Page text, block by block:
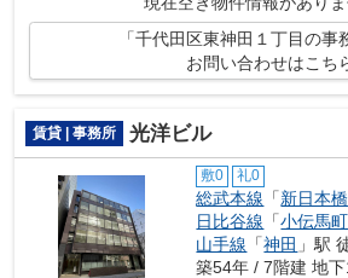
「千代田区東神田１丁目の事
お問い合わせはこち
賃貸 | 事務所 光洋ビル
敷0 礼0
総武本線 「新日本橋
日比谷線 「小伝馬町
山手線 「神田 」駅
築54年 / 7階建 地